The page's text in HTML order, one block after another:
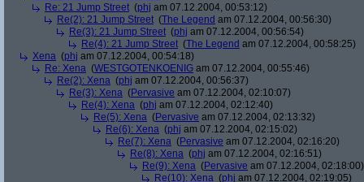
Re: 21 Jump Street (phj am 07.12.2004, 00:53:12)
Re(2): 21 Jump Street (The Legend am 07.12.2004, 00:56:30)
Re(3): 21 Jump Street (phj am 07.12.2004, 00:56:54)
Re(4): 21 Jump Street (The Legend am 07.12.2004, 00:58:25)
Xena (phj am 07.12.2004, 00:54:18)
Re: Xena (WESTGOTENKOENIG am 07.12.2004, 00:55:46)
Re(2): Xena (phj am 07.12.2004, 00:56:37)
Re(3): Xena (Pervasive am 07.12.2004, 02:10:07)
Re(4): Xena (phj am 07.12.2004, 02:12:40)
Re(5): Xena (Pervasive am 07.12.2004, 02:13:32)
Re(6): Xena (phj am 07.12.2004, 02:15:02)
Re(7): Xena (Pervasive am 07.12.2004, 02:16:20)
Re(8): Xena (phj am 07.12.2004, 02:16:51)
Re(9): Xena (Pervasive am 07.12.2004, 02:18:00)
Re(10): Xena (phj am 07.12.2004, 02:19:05)